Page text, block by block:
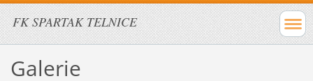
FK SPARTAK TELNICE
Galerie